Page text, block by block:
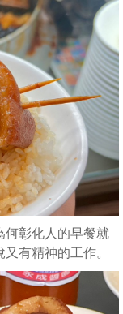
何彰化人的早餐就
有精神的工作。